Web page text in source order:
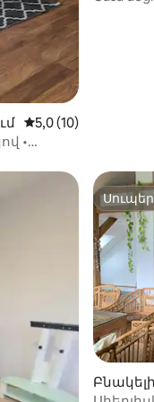
Միջին
5,0 (10)
•